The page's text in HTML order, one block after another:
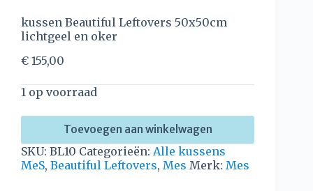
kussen Beautiful Leftovers 50x50cm
lichtgeel en oker
€ 155,00
1 op voorraad
Toevoegen aan winkelwagen
SKU: BL10 Categorieën: Alle kussens
MeS, Beautiful Leftovers, Mes Merk: Mes